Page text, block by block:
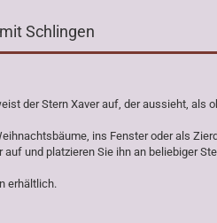
Schlingen
der Stern Xaver auf, der aussieht, als
ins Fenster oder als
auf und platzieren Sie ihn an beliebiger
erhältlich.